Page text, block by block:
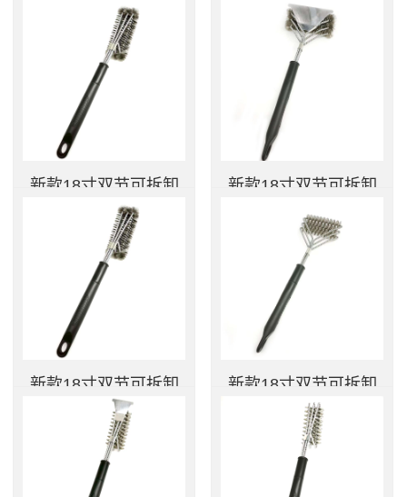
新款18寸双节可拆卸
手柄钢丝烧烤炉清洁
刷
查看更多
新款18寸双节可拆卸
炉清洁刷
查看更多
新款18寸双节可拆卸
手柄钢丝烧烤炉清洁
刷
新款18寸双节可拆卸
手柄弹簧烧烤炉清洁
刷